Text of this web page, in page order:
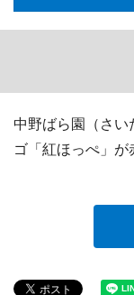
中野ばら園（さい
ゴ「紅ほっぺ」が